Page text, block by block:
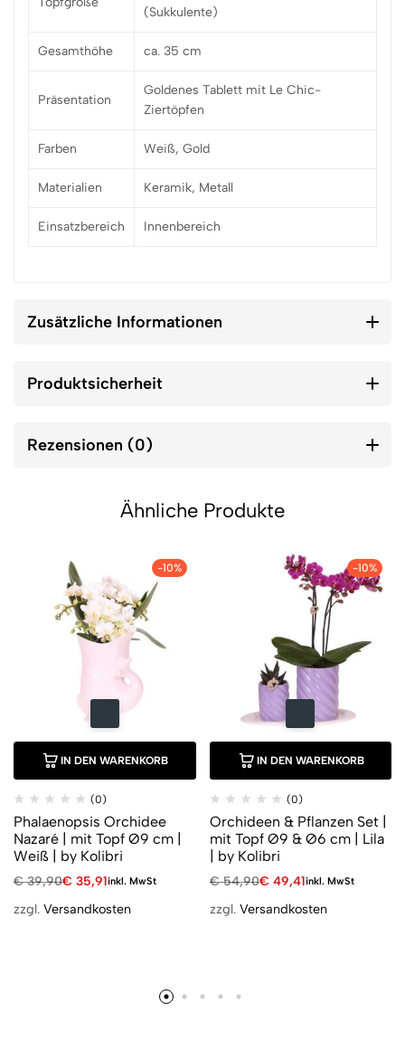
(Sukkulente)
Gesamthöhe ca. 35 cm
Präsentation
Goldenes Tablett mit Le Chic-
Ziertöpfen
Farben Weiß, Gold
Materialien Keramik, Metall
Einsatzbereich Innenbereich
Zusätzliche Informationen
Produktsicherheit
Rezensionen (0)
Ähnliche Produkte
-10%
IN DEN WARENKORB
(0)
Phalaenopsis Orchidee
Nazaré | mit Topf Ø9 cm |
Weiß | by Kolibri
€39,90€ 35,91inkl. MwSt
zzgl. Versandkosten
-10%
IN DEN WARENKORB
(0)
Orchideen & Pflanzen Set |
mit Topf Ø9 & Ø6 cm | Lila
| by Kolibri
€54,90€ 49,41inkl. MwSt
zzgl. Versandkosten